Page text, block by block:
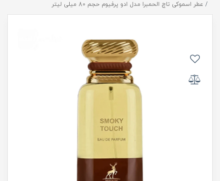
عطر اسموکی تاچ الحمبرا مدل ادو پرفیوم حجم 80 میلی لیتر